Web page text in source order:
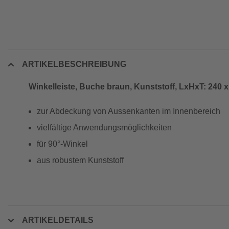
ARTIKELBESCHREIBUNG
Winkelleiste, Buche braun, Kunststoff, LxHxT: 240 x
zur Abdeckung von Aussenkanten im Innenbereich
vielfältige Anwendungsmöglichkeiten
für 90°-Winkel
aus robustem Kunststoff
ARTIKELDETAILS